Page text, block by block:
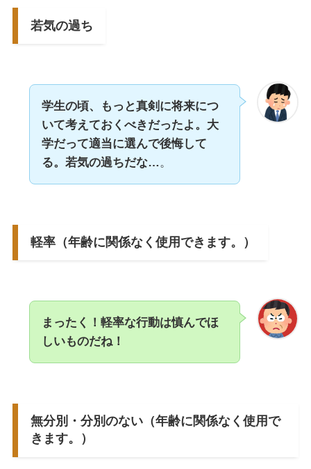
若気の過ち
学生の頃、もっと真剣に将来につ
いて考えておくべきだったよ。大
学だって適当に選んで後悔して
る。若気の過ちだな…。
軽率（年齢に関係なく使用できます。）
まったく！軽率な行動は慎んでほ
しいものだね！
無分別・分別のない（年齢に関係なく使用で
きます。）